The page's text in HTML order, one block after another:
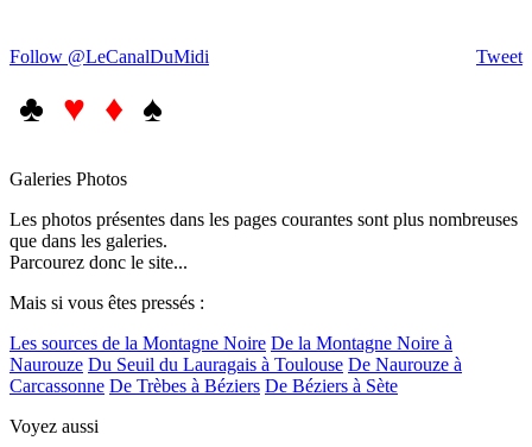
Tweet
Follow @LeCanalDuMidi
♣ ♥ ♦ ♠
Galeries Photos
Les photos présentes dans les pages courantes sont plus nombreuses
que dans les galeries.
Parcourez donc le site...
Mais si vous êtes pressés :
Les sources de la Montagne Noire De la Montagne Noire à
Naurouze Du Seuil du Lauragais à Toulouse De Naurouze à
Carcassonne De Trèbes à Béziers De Béziers à Sète
Voyez aussi